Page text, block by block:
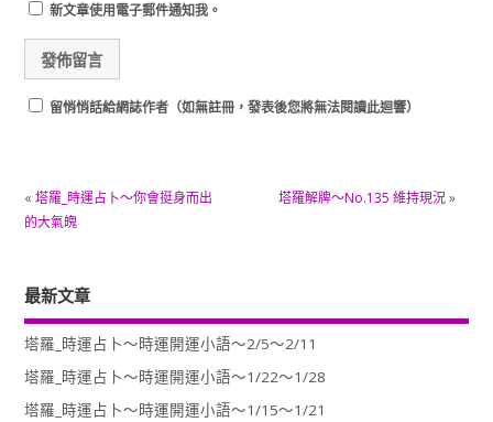
新文章使用電子郵件通知我。
留悄悄話給網誌作者（如無註冊，發表後您將無法閱讀此迴響）
« 塔羅_時運占卜～你會挺身而出
的大氣魄
塔羅解牌～No.135 維持現況»
最新文章
塔羅_時運占卜～時運開運小語～2/5～2/11
塔羅_時運占卜～時運開運小語～1/22～1/28
塔羅_時運占卜～時運開運小語～1/15～1/21